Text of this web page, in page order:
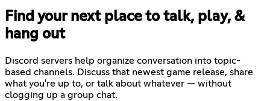
Find your next place to talk, play, &
hang out
Discord servers help organize conversation into topic-
based channels. Discuss that newest game release, share
what you're up to, or talk about whatever — without
clogging up a group chat.